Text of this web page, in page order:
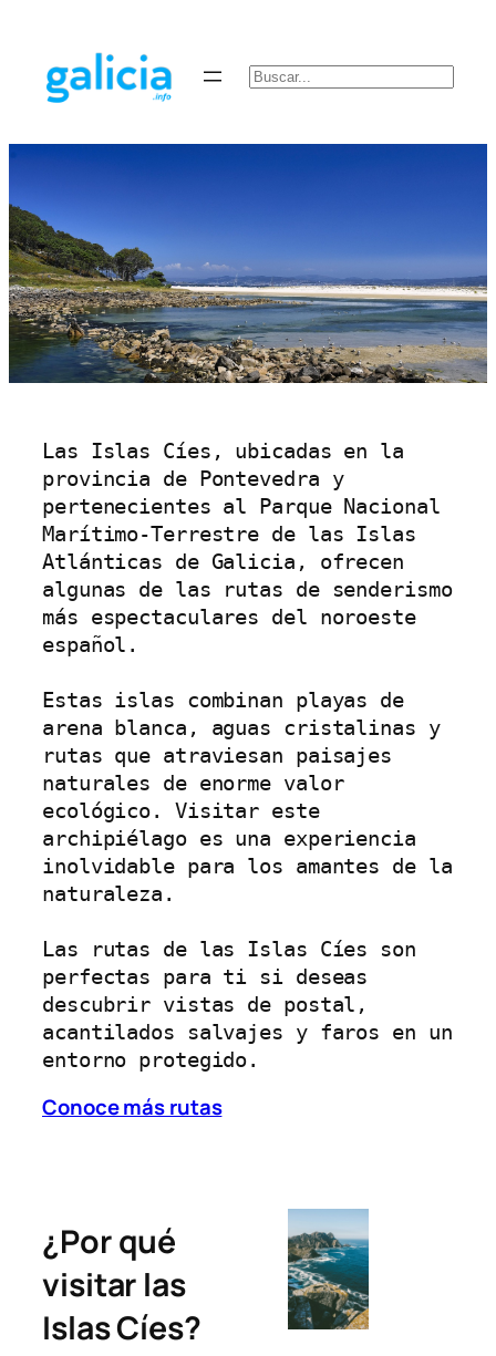
contenido
Buscar
Las Islas Cíes, ubicadas en la
provincia de Pontevedra y
pertenecientes al Parque Nacional
Marítimo-Terrestre de las Islas
Atlánticas de Galicia, ofrecen
algunas de las rutas de senderismo
más espectaculares del noroeste
español.
Estas islas combinan playas de
arena blanca, aguas cristalinas y
rutas que atraviesan paisajes
naturales de enorme valor
ecológico. Visitar este
archipiélago es una experiencia
inolvidable para los amantes de la
naturaleza.
Las rutas de las Islas Cíes son
perfectas para ti si deseas
descubrir vistas de postal,
acantilados salvajes y faros en un
entorno protegido.
Conoce más rutas
¿Por qué
visitar las
Islas Cíes?